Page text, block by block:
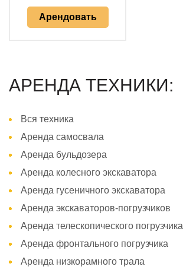
Арендовать
АРЕНДА ТЕХНИКИ:
Вся техника
Аренда самосвала
Аренда бульдозера
Аренда колесного экскаватора
Аренда гусеничного экскаватора
Аренда экскаваторов-погрузчиков
Аренда телескопического погрузчика
Аренда фронтального погрузчика
Аренда низкорамного трала